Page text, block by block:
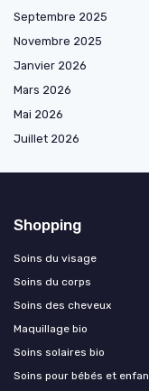
Septembre 2025
Novembre 2025
Janvier 2026
Mars 2026
Mai 2026
Juillet 2026
Shopping
Soins du visage
Soins du corps
Soins des cheveux
Maquillage bio
Soins solaires bio
Soins pour bébés et